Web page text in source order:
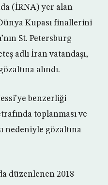
(İRNA) yer alan
Kupası finallerini
St. Petersburg
adlı İran vatandaşı,
alındı.
benzerliği
toplanması ve
nedeniyle gözaltına
düzenlenen 2018